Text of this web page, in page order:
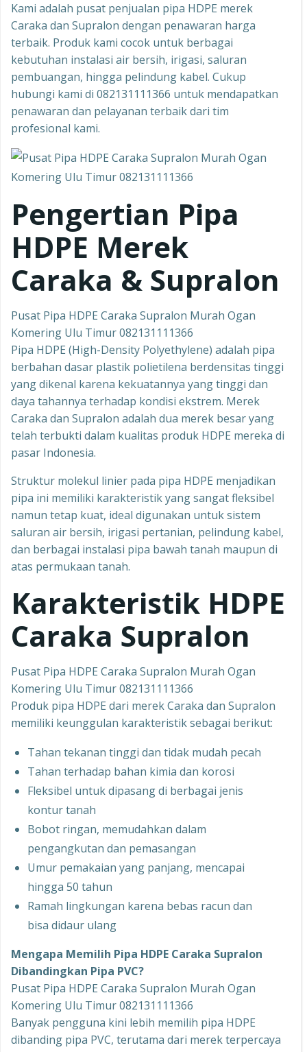
Kami adalah pusat penjualan pipa HDPE merek
Caraka dan Supralon dengan penawaran harga
terbaik. Produk kami cocok untuk berbagai
kebutuhan instalasi air bersih, irigasi, saluran
pembuangan, hingga pelindung kabel. Cukup
hubungi kami di 082131111366 untuk mendapatkan
penawaran dan pelayanan terbaik dari tim
profesional kami.
Pengertian Pipa
HDPE Merek
Caraka & Supralon
Pusat Pipa HDPE Caraka Supralon Murah Ogan
Komering Ulu Timur 082131111366
Pipa HDPE (High-Density Polyethylene) adalah pipa
berbahan dasar plastik polietilena berdensitas tinggi
yang dikenal karena kekuatannya yang tinggi dan
daya tahannya terhadap kondisi ekstrem. Merek
Caraka dan Supralon adalah dua merek besar yang
telah terbukti dalam kualitas produk HDPE mereka di
pasar Indonesia.
Struktur molekul linier pada pipa HDPE menjadikan
pipa ini memiliki karakteristik yang sangat fleksibel
namun tetap kuat, ideal digunakan untuk sistem
saluran air bersih, irigasi pertanian, pelindung kabel,
dan berbagai instalasi pipa bawah tanah maupun di
atas permukaan tanah.
Karakteristik HDPE
Caraka Supralon
Pusat Pipa HDPE Caraka Supralon Murah Ogan
Komering Ulu Timur 082131111366
Produk pipa HDPE dari merek Caraka dan Supralon
memiliki keunggulan karakteristik sebagai berikut:
Tahan tekanan tinggi dan tidak mudah pecah
Tahan terhadap bahan kimia dan korosi
Fleksibel untuk dipasang di berbagai jenis
kontur tanah
Bobot ringan, memudahkan dalam
pengangkutan dan pemasangan
Umur pemakaian yang panjang, mencapai
hingga 50 tahun
Ramah lingkungan karena bebas racun dan
bisa didaur ulang
Mengapa Memilih Pipa HDPE Caraka Supralon
Dibandingkan Pipa PVC?
Pusat Pipa HDPE Caraka Supralon Murah Ogan
Komering Ulu Timur 082131111366
Banyak pengguna kini lebih memilih pipa HDPE
dibanding pipa PVC, terutama dari merek terpercaya